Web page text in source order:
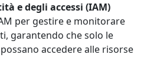
e degli accessi (IAM)
per gestire e monitorare
garantendo che solo le
accedere alle risorse